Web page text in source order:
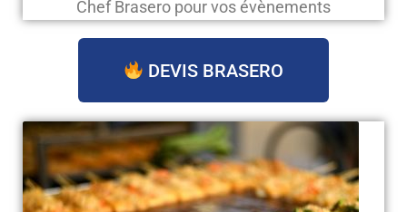
Chef Brasero pour vos évènements
DEVIS BRASERO